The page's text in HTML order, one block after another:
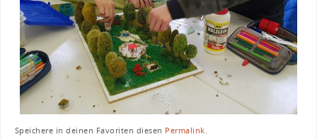
Speichere in deinen Favoriten diesen Permalink.